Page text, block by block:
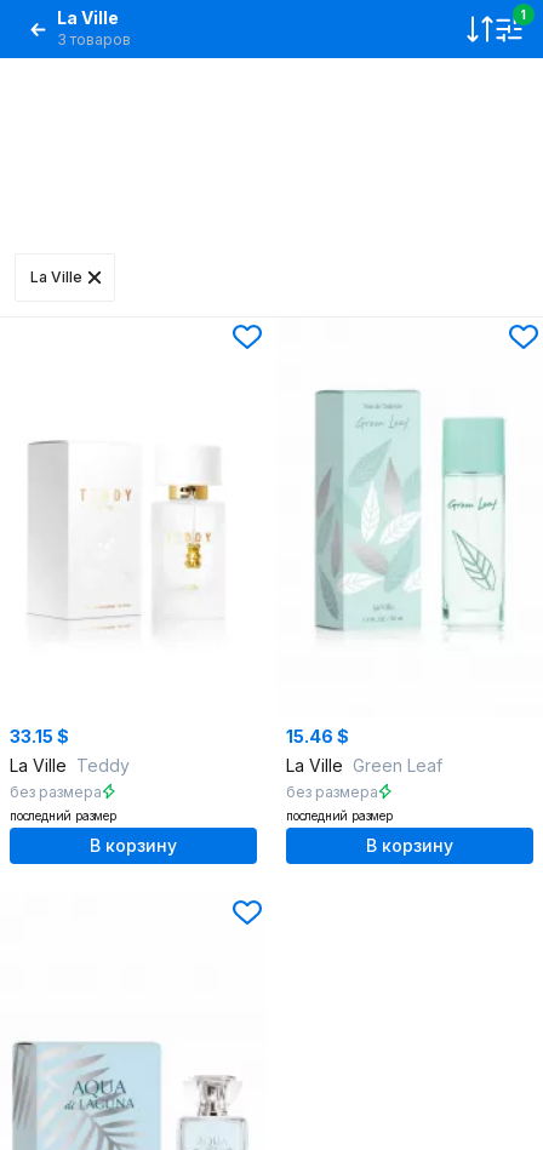
La Ville
3 товаров
1
La Ville
33.15 $
La Ville Teddy
без размера
последний размер
В корзину
15.46 $
La Ville Green Leaf
без размера
последний размер
В корзину